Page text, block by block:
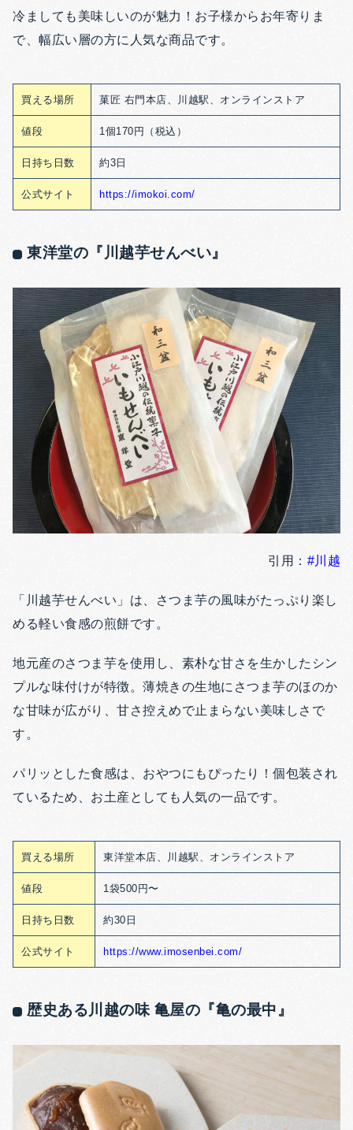
冷ましても美味しいのが魅力！お子様からお年寄りま
で、幅広い層の方に人気な商品です。
買える場所 菓匠 右門本店、川越駅、オンラインストア
値段 1個170円（税込）
日持ち日数 約3日
公式サイト https://imokoi.com/
東洋堂の『川越芋せんべい』
引用： #川越
「川越芋せんべい」は、さつま芋の風味がたっぷり楽し
める軽い食感の煎餅です。
地元産のさつま芋を使用し、素朴な甘さを生かしたシン
プルな味付けが特徴。薄焼きの生地にさつま芋のほのか
な甘味が広がり、甘さ控えめで止まらない美味しさで
す。
パリッとした食感は、おやつにもぴったり！個包装され
ているため、お土産としても人気の一品です。
買える場所 東洋堂本店、川越駅、オンラインストア
値段 1袋500円〜
日持ち日数 約30日
公式サイト https://www.imosenbei.com/
歴史ある川越の味 亀屋の『亀の最中』